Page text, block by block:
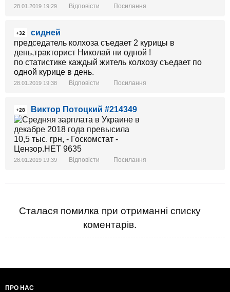
28.01.2019 19:29 Відповісти Посилання
+32
сидней
председатель колхоза съедает 2 курицы в
день,тракторист Николай ни одной !
по статистике каждый житель колхозу съедает по
одной курице в день.
28.01.2019 19:38 Відповісти Посилання
+28 Виктор Потоцкий #214349
28.01.2019 19:39 Відповісти Посилання
Сталася помилка при отриманні списку
коментарів.
ПРО НАС